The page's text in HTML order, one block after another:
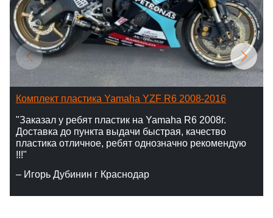
Комплект пластика Yamaha YZF R6 2008-2016
"Заказал у ребят пластик на Yamaha R6 2008г.
Доставка до пункта выдачи быстрая, качество
пластика отличное, ребят однозначно рекомендую
!!!"
– Игорь Дубинин г Краснодар